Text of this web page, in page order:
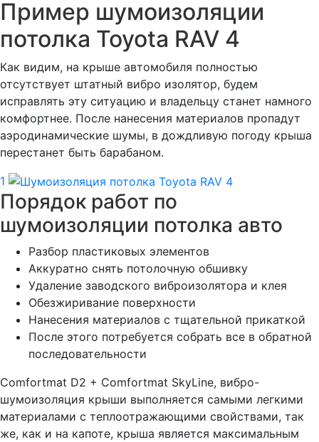
Пример шумоизоляции
потолка Toyota RAV 4
Как видим, на крыше автомобиля полностью
отсутствует штатный вибро изолятор, будем
исправлять эту ситуацию и владельцу станет намного
комфортнее. После нанесения материалов пропадут
аэродинамические шумы, в дождливую погоду крыша
перестанет быть барабаном.
1
Порядок работ по
шумоизоляции потолка авто
Разбор пластиковых элементов
Аккуратно снять потолочную обшивку
Удаление заводского виброизолятора и клея
Обезжиривание поверхности
Нанесения материалов с тщательной прикаткой
После этого потребуется собрать все в обратной
последовательности
Comfortmat D2 + Comfortmat SkyLine, вибро-
шумоизоляция крыши выполняется самыми легкими
материалами с теплоотражающими свойствами, так
же, как и на капоте, крыша является максимальным